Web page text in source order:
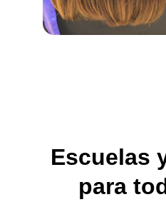
Escuelas
para